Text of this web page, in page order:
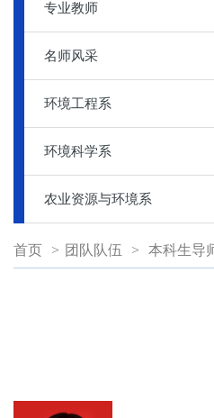
专业教师
名师风采
环境工程系
环境科学系
农业资源与环境系
首页 > 团队队伍 > 本科生导